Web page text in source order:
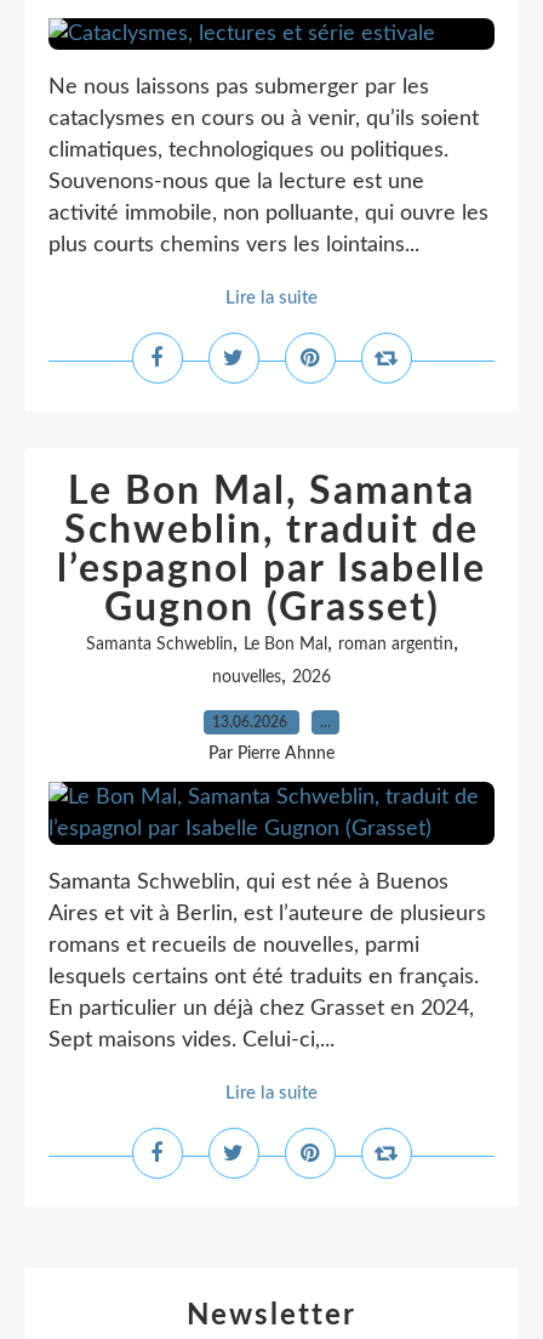
Ne nous laissons pas submerger par les
cataclysmes en cours ou à venir, qu’ils soient
climatiques, technologiques ou politiques.
Souvenons-nous que la lecture est une
activité immobile, non polluante, qui ouvre les
plus courts chemins vers les lointains...
Lire la suite
Le Bon Mal, Samanta
Schweblin, traduit de
l’espagnol par Isabelle
Gugnon (Grasset)
Samanta Schweblin, Le Bon Mal , roman argentin,
nouvelles, 2026
13.06.2026 …
Par Pierre Ahnne
Samanta Schweblin, qui est née à Buenos
Aires et vit à Berlin, est l’auteure de plusieurs
romans et recueils de nouvelles, parmi
lesquels certains ont été traduits en français.
En particulier un déjà chez Grasset en 2024,
Sept maisons vides. Celui-ci,...
Lire la suite
Newsletter